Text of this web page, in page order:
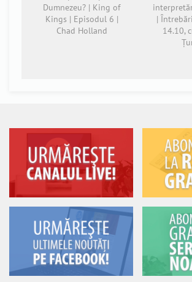
Dumnezeu? | King of
Kings | Episodul 6 |
Chad Holland
|
14.10,